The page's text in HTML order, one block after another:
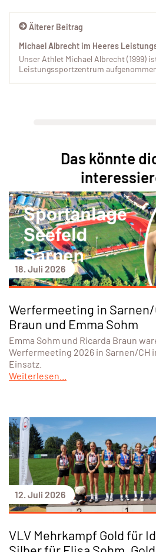
Älterer Beitrag
Michael Albrecht im Heeres
Unser Athlet Michael Albrecht (1999)
Leistungssportzentrum
Das könnte
18. Juli 2026
Werfermeeting in Sarnen/
Braun und Emma Sohm
Emma Sohm und Ricarda Braun
Werfermeeting 2026 in Sarnen/CH
Einsatz.
Weiterlesen...
12. Juli 2026
VLV Mehrkampf Gold für